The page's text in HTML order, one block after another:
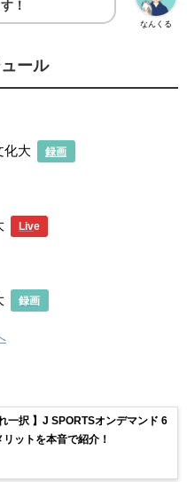
なんくる
！
ール
大 録画
Live
録画
一択 】J SPORTSオンデマンド 6
ットを本音で紹介！